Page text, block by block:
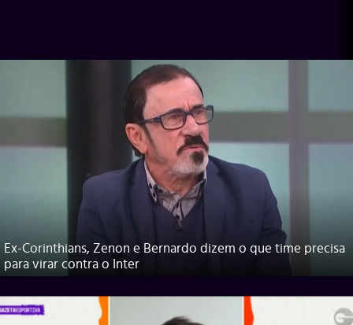
Ex-Corinthians, Zenon e Bernardo dizem o que time precisa
para virar contra o Inter